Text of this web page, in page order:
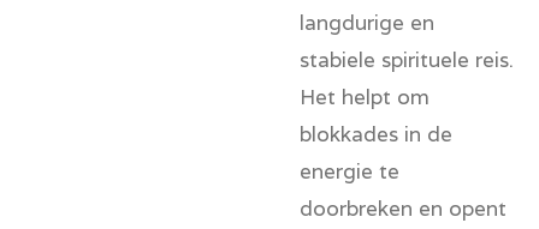
langdurige en
stabiele spirituele reis.
Het helpt om
blokkades in de
energie te
doorbreken en opent